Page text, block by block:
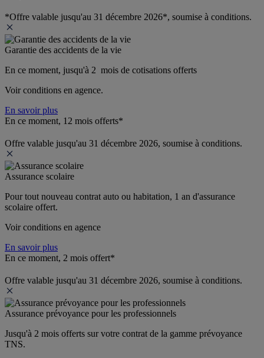
*Offre valable jusqu'au 31 décembre 2026*, soumise à conditions.
Garantie des accidents de la vie
En ce moment, jusqu'à 2  mois de cotisations offerts
Voir conditions en agence.
En savoir plus
En ce moment, 12 mois offerts*
Offre valable jusqu'au 31 décembre 2026, soumise à conditions.
Assurance scolaire
Pour tout nouveau contrat auto ou habitation, 1 an d'assurance
scolaire offert.
Voir conditions en agence
En savoir plus
En ce moment, 2 mois offert*
Offre valable jusqu'au 31 décembre 2026, soumise à conditions.
Assurance prévoyance pour les professionnels
Jusqu'à 2 mois offerts sur votre contrat de la gamme prévoyance
TNS.